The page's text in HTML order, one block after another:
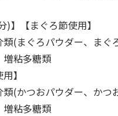
チュラルグ
円
・税込)
ンド 4L
1,320円
)】【まぐろ節使用】
類(まぐろパウダー、まぐ
増粘多糖類
】
類(かつおパウダー、かつ
増粘多糖類